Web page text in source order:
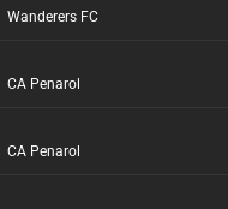
Wanderers FC
CA Penarol
CA Penarol